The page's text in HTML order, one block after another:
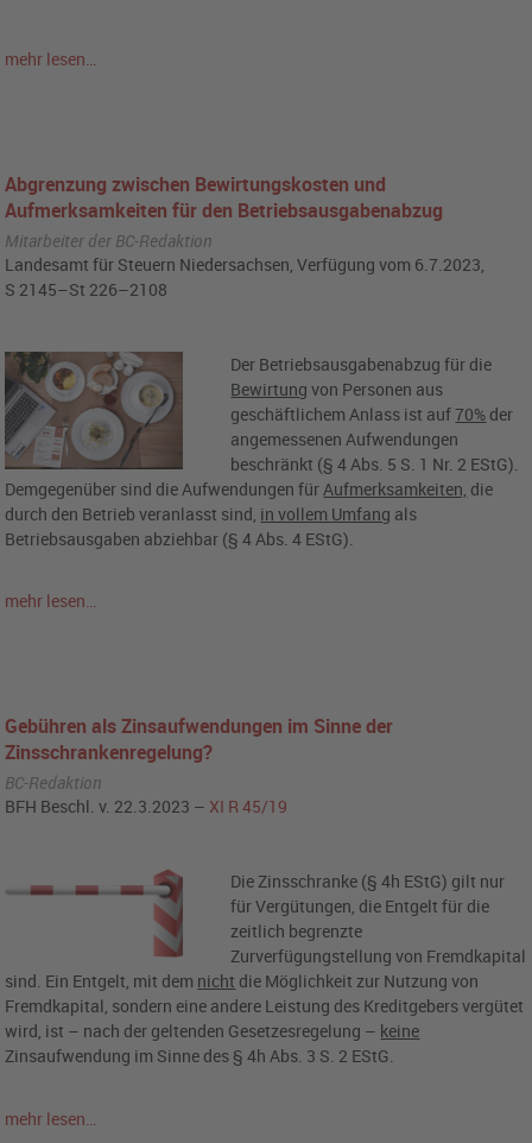
mehr lesen…
Abgrenzung zwischen Bewirtungskosten und
Aufmerksamkeiten für den Betriebsausgabenabzug
Mitarbeiter der BC-Redaktion
Landesamt für Steuern Niedersachsen, Verfügung vom 6.7.2023,
S 2145–St 226–2108
Der Betriebsausgabenabzug für die
Bewirtung von Personen aus
geschäftlichem Anlass ist auf70% der
angemessenen Aufwendungen
beschränkt (§ 4 Abs. 5 S. 1 Nr. 2 EStG).
Demgegenüber sind die Aufwendungen für Aufmerksamkeiten, die
durch den Betrieb veranlasst sind, in vollem Umfang als
Betriebsausgaben abziehbar (§ 4 Abs. 4 EStG).
mehr lesen…
Gebühren als Zinsaufwendungen im Sinne der
Zinsschrankenregelung?
BC-Redaktion
BFH Beschl. v. 22.3.2023 – XI R 45/19
Die Zinsschranke (§ 4h EStG) gilt nur
für Vergütungen, die Entgelt für die
zeitlich begrenzte
Zurverfügungstellung von Fremdkapital
sind. Ein Entgelt, mit dem nicht die Möglichkeit zur Nutzung von
Fremdkapital, sondern eine andere Leistung des Kreditgebers vergütet
wird, ist – nach der geltenden Gesetzesregelung – keine
Zinsaufwendung im Sinne des § 4h Abs. 3 S. 2 EStG.
mehr lesen…